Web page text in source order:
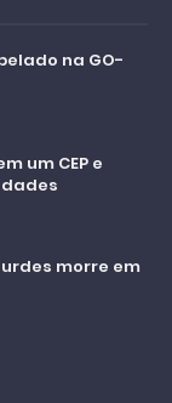
na GO-
um CEP e
morre em